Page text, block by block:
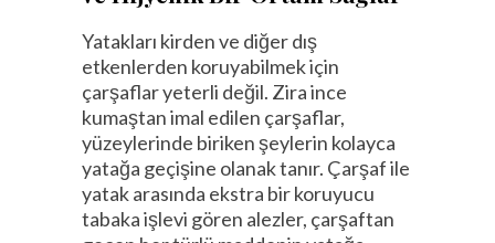
Yatakları kirden ve diğer dış
etkenlerden koruyabilmek için
çarşaflar yeterli değil. Zira ince
kumaştan imal edilen çarşaflar,
yüzeylerinde biriken şeylerin kolayca
yatağa geçişine olanak tanır. Çarşaf ile
yatak arasında ekstra bir koruyucu
tabaka işlevi gören alezler, çarşaftan